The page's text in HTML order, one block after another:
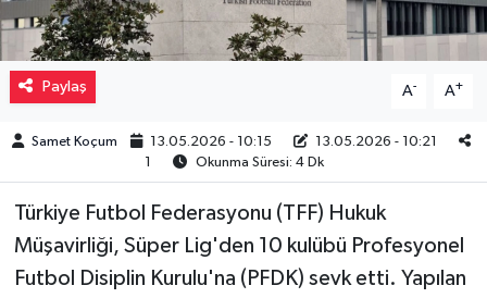
Paylaş A- A+
Samet Koçum 13.05.2026 - 10:15
13.05.2026 - 10:21
1
Okunma Süresi: 4 Dk
Türkiye Futbol Federasyonu (TFF) Hukuk
Müşavirliği, Süper Lig'den 10 kulübü Profesyonel
Futbol Disiplin Kurulu'na (PFDK) sevk etti. Yapılan
Resmi İlanlar
Sağlık
Teknoloji